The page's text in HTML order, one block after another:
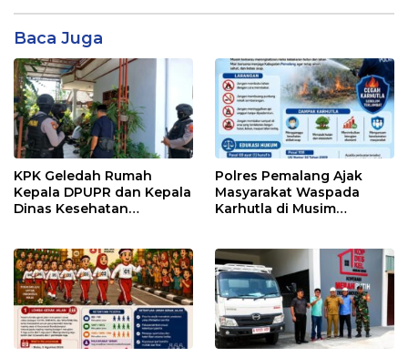
Baca Juga
KPK Geledah Rumah
Kepala DPUPR dan Kepala
Dinas Kesehatan
Polres Pemalang Ajak
Masyarakat Waspada
Karhutla di Musim